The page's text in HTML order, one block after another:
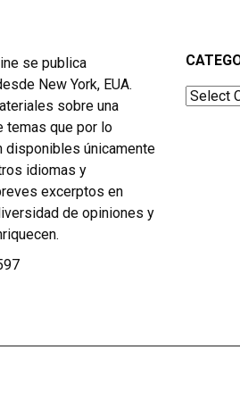
se publica
New York, EUA.
sobre una
temas que por lo
disponibles únicamente
idiomas y
excerptos en
de opiniones y